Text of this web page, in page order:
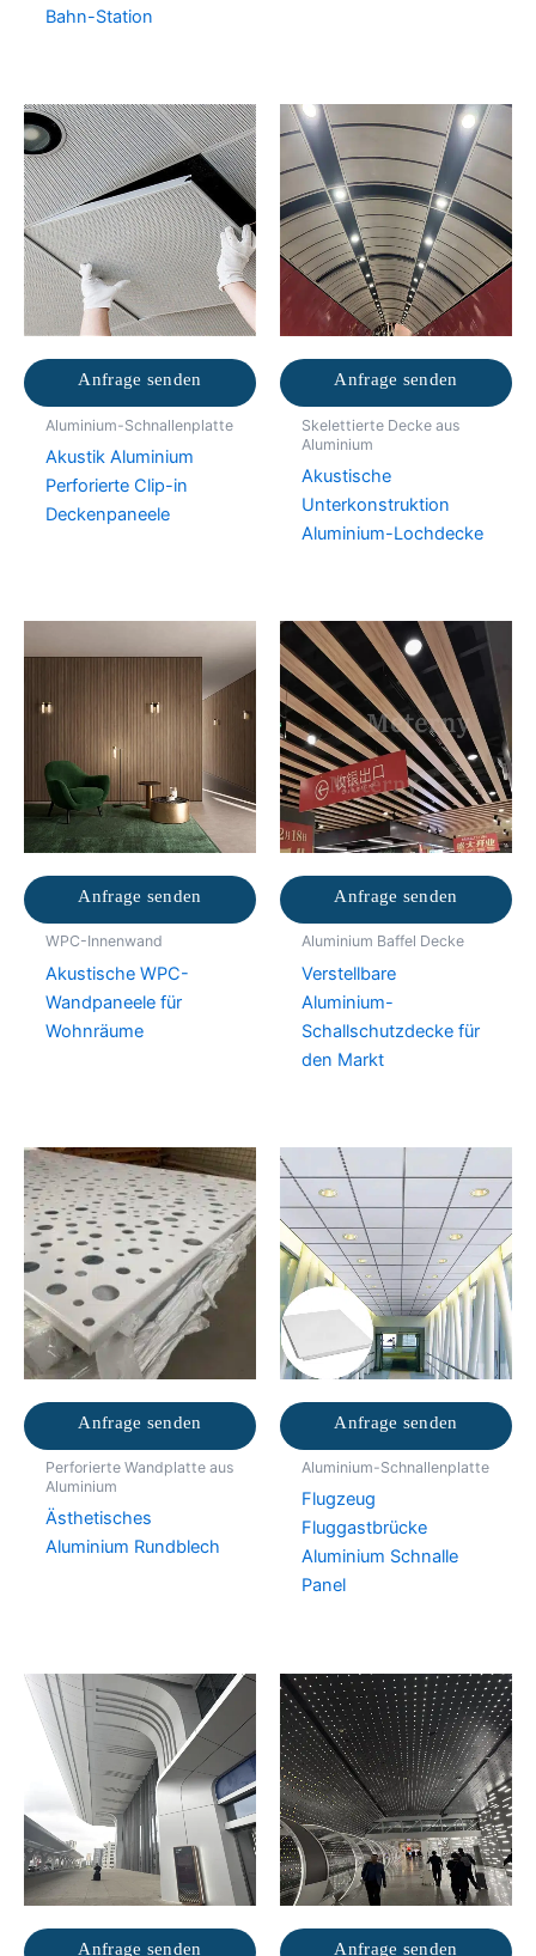
Bahn-Station
Anfrage senden
Aluminium-Schnallenplatte
Akustik Aluminium
Perforierte Clip-in
Deckenpaneele
Anfrage senden
Skelettierte Decke aus
Aluminium
Akustische
Unterkonstruktion
Aluminium-Lochdecke
Anfrage senden
WPC-Innenwand
Akustische WPC-
Wandpaneele für
Wohnräume
Anfrage senden
Aluminium Baffel Decke
Verstellbare
Aluminium-
Schallschutzdecke für
den Markt
Anfrage senden
Perforierte Wandplatte aus
Aluminium
Ästhetisches
Aluminium Rundblech
Anfrage senden
Aluminium-Schnallenplatte
Flugzeug
Fluggastbrücke
Aluminium Schnalle
Panel
Anfrage senden Anfrage senden